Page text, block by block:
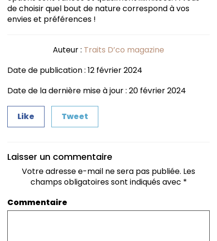
de choisir quel bout de nature correspond à vos
envies et préférences !
Auteur : Traits D’co magazine
Date de publication : 12 février 2024
Date de la dernière mise à jour : 20 février 2024
Like Tweet
Laisser un commentaire
Votre adresse e-mail ne sera pas publiée. Les
champs obligatoires sont indiqués avec *
Commentaire